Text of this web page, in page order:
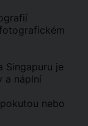
Singapuru je
a náplní
nebo